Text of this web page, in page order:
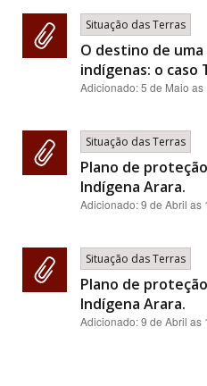
Situação das Terras
O destino de
indígenas: o caso
Adicionado:5 de Maio as
Situação das Terras
Plano de
Indígena Arara.
Adicionado:9 de Abril as
Situação das Terras
Plano de
Indígena Arara.
Adicionado:9 de Abril as